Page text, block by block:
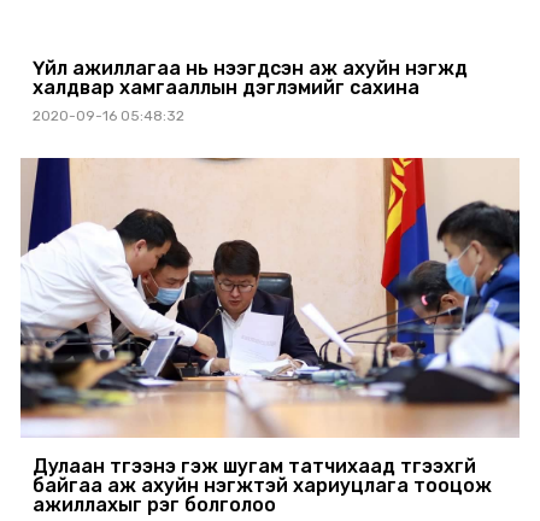
Үйл ажиллагаа нь нээгдсэн аж ахуйн нэгжүүд
халдвар хамгааллын дэглэмийг сахина
2020-09-16 05:48:32
Дулаан түгээнэ гэж шугам татчихаад түгээхгүй
байгаа аж ахуйн нэгжтэй хариуцлага тооцож
ажиллахыг үүрэг болголоо